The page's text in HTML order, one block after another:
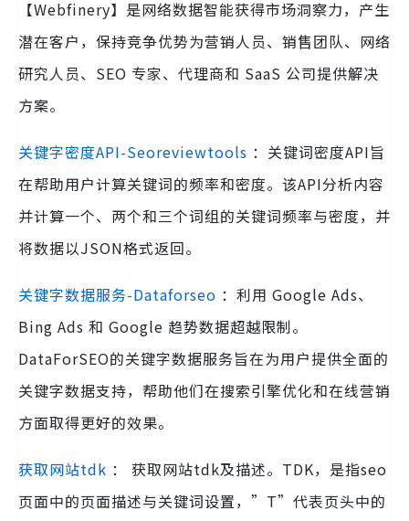
【Webfinery】是网络数据智能获得市场洞察力，产生
潜在客户，保持竞争优势为营销人员、销售团队、网络
研究人员、SEO 专家、代理商和 SaaS 公司提供解决
方案。
关键字密度API-Seoreviewtools ：关键词密度API旨
在帮助用户计算关键词的频率和密度。该API分析内容
并计算一个、两个和三个词组的关键词频率与密度，并
将数据以JSON格式返回。
关键字数据服务-Dataforseo ：利用 Google Ads、
Bing Ads 和 Google 趋势数据超越限制。
DataForSEO的关键字数据服务旨在为用户提供全面的
关键字数据支持，帮助他们在搜索引擎优化和在线营销
方面取得更好的效果。
获取网站tdk ： 获取网站tdk及描述。TDK，是指seo
页面中的页面描述与关键词设置，”T”代表页头中的